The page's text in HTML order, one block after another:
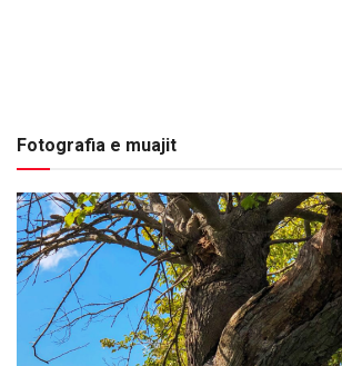
Fotografia e muajit